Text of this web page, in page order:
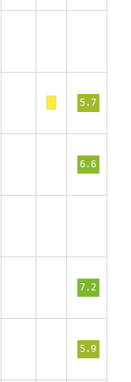
5.7
6.6
7.2
5.9